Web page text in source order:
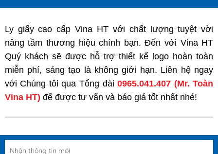
Ly giấy cao cấp Vina HT với chất lượng tuyệt vời
nâng tầm thương hiệu chính bạn. Đến với Vina HT
Quý khách sẽ được hỗ trợ thiết kế logo hoàn toàn
miễn phí, sáng tạo là không giới hạn. Liên hệ ngay
với Chúng tôi qua Tổng đài0965.041.407 (Mr. Toàn
Vina HT) để được tư vấn và báo giá tốt nhất nhé!
Nhận thông tin mới